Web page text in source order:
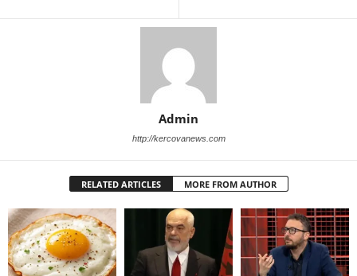
Admin
http://kercovanews.com
RELATED ARTICLES MORE FROM AUTHOR